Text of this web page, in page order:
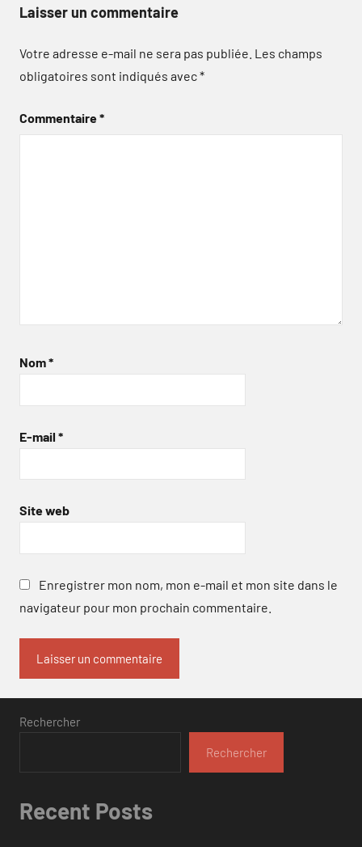
Laisser un commentaire
Votre adresse e-mail ne sera pas publiée. Les champs
obligatoires sont indiqués avec*
Commentaire*
Nom*
E-mail *
Site web
Enregistrer mon nom, mon e-mail et mon site dans le
navigateur pour mon prochain commentaire.
Rechercher
Rechercher
Recent Posts